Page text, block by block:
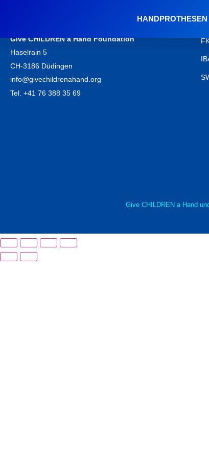
HANDPROTHESEN
Give CHILDREN a Hand Foundation
Haselrain 5
CH-3186 Düdingen
info@givechildrenahand.org
Tel. +41 76 388 35 69
Give CHILDREN a Hand